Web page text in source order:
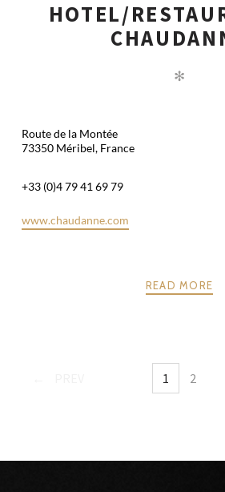
HOTEL/
✻
Route de la Montée
73350 Méribel, France
+33 (0)4 79 41 69 79
www.chaudanne.com
READ MORE
1 2